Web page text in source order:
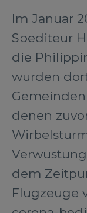
Im Januar
Spediteur
die
wurden
denen
dem
Flugzeuge